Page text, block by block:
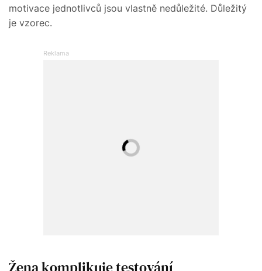
motivace jednotlivců jsou vlastně nedůležité. Důležitý
je vzorec.